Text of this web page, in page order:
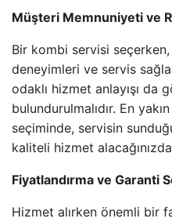
Müşteri Memnuniyeti ve
Bir kombi servisi
deneyimleri ve servis
odaklı hizmet anlayışı da
bulundurulmalıdır. En
seçiminde, servisin
kaliteli hizmet
Fiyatlandırma ve Garanti
Hizmet alırken önemli bir